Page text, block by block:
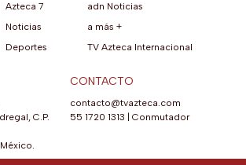
Azteca 7
Noticias
Deportes
adn Noticias
a más +
TV Azteca Internacional
C.P.
CONTACTO
contacto@tvazteca.com
55 1720 1313
Conmutador